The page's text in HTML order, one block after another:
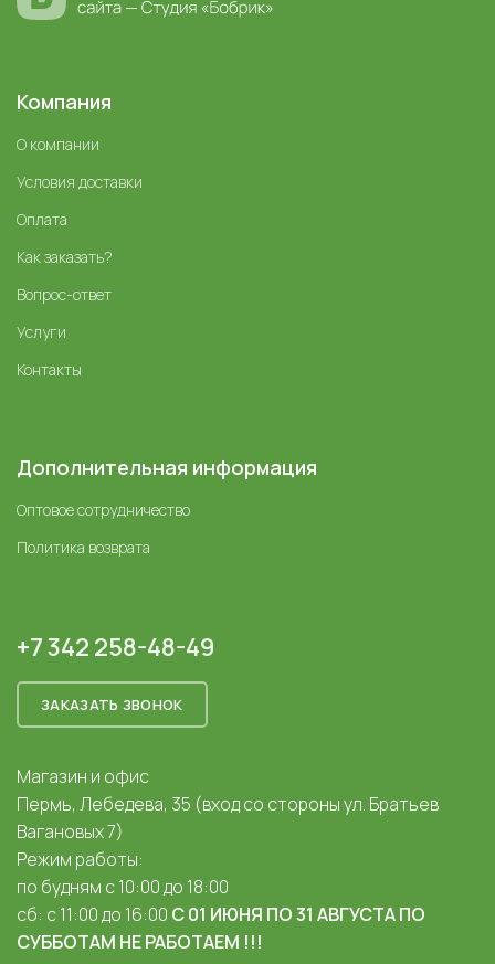
Компания
О компании
Условия доставки
Оплата
Как заказать?
Вопрос-ответ
Услуги
Контакты
Дополнительная информация
Оптовое сотрудничество
Политика возврата
+7 342 258-48-49
ЗАКАЗАТЬ ЗВОНОК
Магазин и офис
Пермь, Лебедева, 35 (вход со стороны ул. Братьев
Вагановых 7)
Режим работы:
по будням с 10:00 до 18:00
сб: с 11:00 до 16:00 С 01 ИЮНЯ ПО 31 АВГУСТА ПО
СУББОТАМ НЕ РАБОТАЕМ !!!